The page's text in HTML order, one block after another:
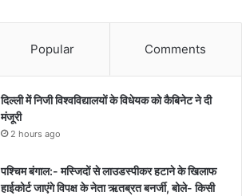
Popular Comments
दिल्ली में निजी विश्वविद्यालयों के विधेयक को कैबिनेट ने दी
मंजूरी
2 hours ago
पश्चिम बंगाल:- मस्जिदों से लाउडस्पीकर हटाने के खिलाफ
हाईकोर्ट जाएंगे विपक्ष के नेता ऋतब्रत बनर्जी, बोले- किसी